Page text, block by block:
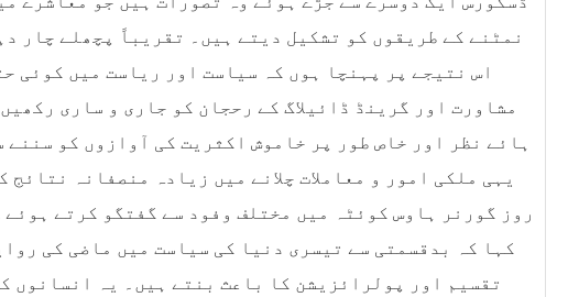
نمٹنے کے طریقوں کو تشکیل دیتے ہیں۔ تقریباً پچھلے چار
اس نتیجے پر پہنچا ہوں کہ سیاست اور ریاست میں کوئی
مشاورت اور گرینڈ ڈائیلاگ کے رحجان کو جاری و ساری
ہائے نظر اور خاص طور پر خاموش اکثریت کی آوازوں کو
یہی ملکی امور و معاملات چلانے میں زیادہ منصفانہ
روز گورنر ہاوس کوئٹہ میں مختلف وفود سے گفتگو کرتے
کہا کہ بدقسمتی سے تیسری دنیا کی سیاست میں ماضی کی
تقسیم اور پولرائزیشن کا باعث بنتے ہیں۔ یہ انسانوں